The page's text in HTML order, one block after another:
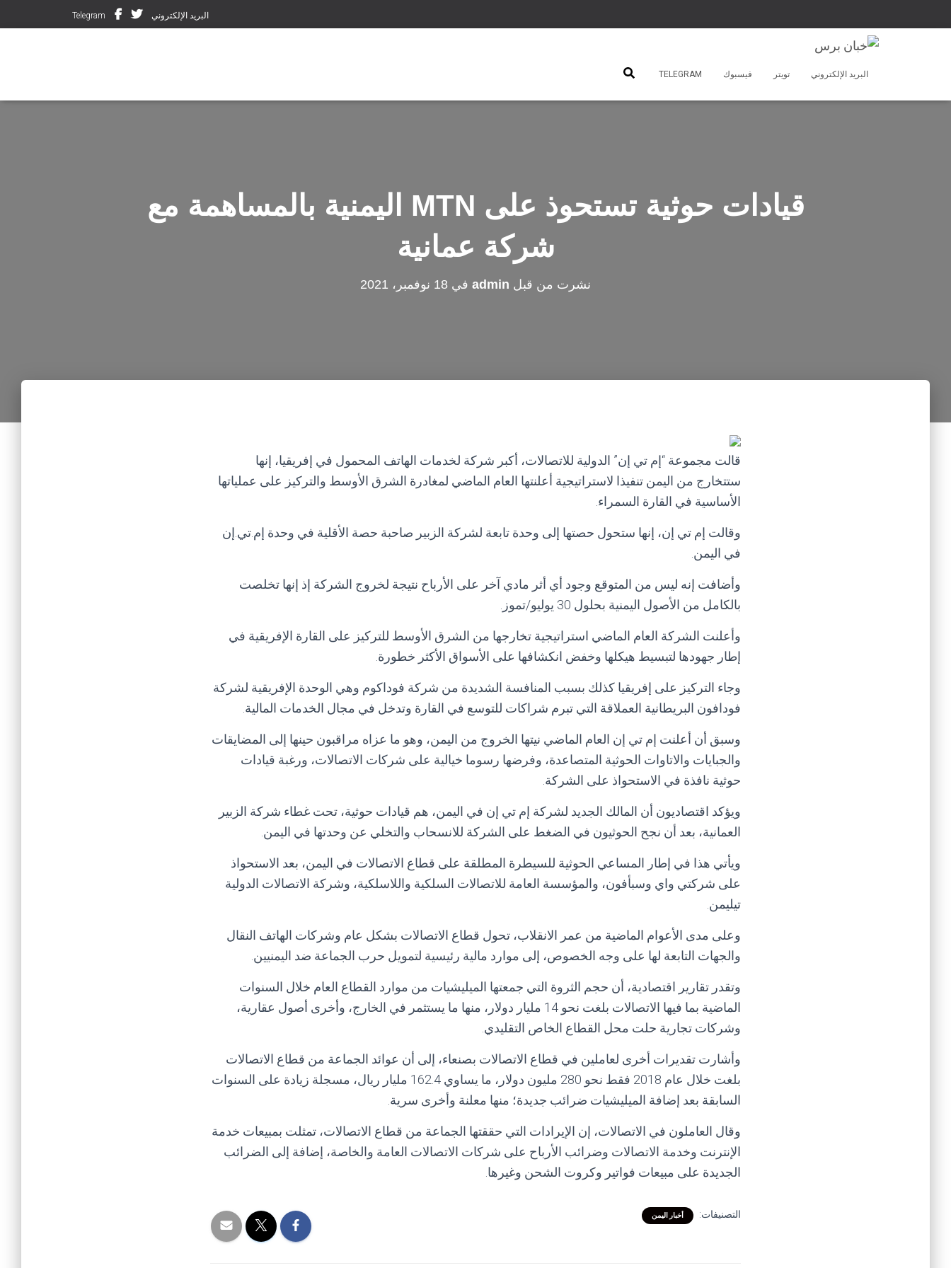
البريد الإلكتروني Telegram
البريد الإلكتروني تويتر فيسبوك TELEGRAM
قيادات حوثية تستحوذ على MTN اليمنية بالمساهمة مع
شركة عمانية
نشرت من قبل admin في 18 نوفمبر، 2021
قالت مجموعة “إم تي إن” الدولية للاتصالات، أكبر شركة لخدمات الهاتف المحمول في إفريقيا، إنها
ستتخارج من اليمن تنفيذا لاستراتيجية أعلنتها العام الماضي لمغادرة الشرق الأوسط والتركيز على عملياتها
الأساسية في القارة السمراء.
وقالت إم تي إن، إنها ستحول حصتها إلى وحدة تابعة لشركة الزبير صاحبة حصة الأقلية في وحدة إم.تي.إن
في اليمن.
وأضافت إنه ليس من المتوقع وجود أي أثر مادي آخر على الأرباح نتيجة لخروج الشركة إذ إنها تخلصت
بالكامل من الأصول اليمنية بحلول 30 يوليو/تموز.
وأعلنت الشركة العام الماضي استراتيجية تخارجها من الشرق الأوسط للتركيز على القارة الإفريقية في
إطار جهودها لتبسيط هيكلها وخفض انكشافها على الأسواق الأكثر خطورة.
وجاء التركيز على إفريقيا كذلك بسبب المنافسة الشديدة من شركة فوداكوم وهي الوحدة الإفريقية لشركة
فودافون البريطانية العملاقة التي تبرم شراكات للتوسع في القارة وتدخل في مجال الخدمات المالية.
وسبق أن أعلنت إم تي إن العام الماضي نيتها الخروج من اليمن، وهو ما عزاه مراقبون حينها إلى المضايقات
والجبايات والاتاوات الحوثية المتصاعدة، وفرضها رسوما خيالية على شركات الاتصالات، ورغبة قيادات
حوثية نافذة في الاستحواذ على الشركة.
ويؤكد اقتصاديون أن المالك الجديد لشركة إم تي إن في اليمن، هم قيادات حوثية، تحت غطاء شركة الزبير
العمانية، بعد أن نجح الحوثيون في الضغط على الشركة للانسحاب والتخلي عن وحدتها في اليمن.
ويأتي هذا في إطار المساعي الحوثية للسيطرة المطلقة على قطاع الاتصالات في اليمن، بعد الاستحواذ
على شركتي واي وسبأفون، والمؤسسة العامة للاتصالات السلكية واللاسلكية، وشركة الاتصالات الدولية
تيليمن.
وعلى مدى الأعوام الماضية من عمر الانقلاب، تحول قطاع الاتصالات بشكل عام وشركات الهاتف النقال
والجهات التابعة لها على وجه الخصوص، إلى موارد مالية رئيسية لتمويل حرب الجماعة ضد اليمنيين.
وتقدر تقارير اقتصادية، أن حجم الثروة التي جمعتها الميليشيات من موارد القطاع العام خلال السنوات
الماضية بما فيها الاتصالات بلغت نحو 14 مليار دولار، منها ما يستثمر في الخارج، وأخرى أصول عقارية،
وشركات تجارية حلت محل القطاع الخاص التقليدي.
وأشارت تقديرات أخرى لعاملين في قطاع الاتصالات بصنعاء، إلى أن عوائد الجماعة من قطاع الاتصالات
بلغت خلال عام 2018 فقط نحو 280 مليون دولار، ما يساوي 162.4 مليار ريال، مسجلة زيادة على السنوات
السابقة بعد إضافة الميليشيات ضرائب جديدة؛ منها معلنة وأخرى سرية.
وقال العاملون في الاتصالات، إن الإيرادات التي حققتها الجماعة من قطاع الاتصالات، تمثلت بمبيعات خدمة
الإنترنت وخدمة الاتصالات وضرائب الأرباح على شركات الاتصالات العامة والخاصة، إضافة إلى الضرائب
الجديدة على مبيعات فواتير وكروت الشحن وغيرها.
التصنيفات: أخبار اليمن